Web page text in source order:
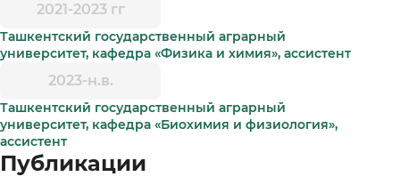
2021-2023 гг
Ташкентский государственный аграрный
университет, кафедра «Физика и химия», ассистент
2023-н.в.
Ташкентский государственный аграрный
университет, кафедра «Биохимия и физиология»,
ассистент
Публикации